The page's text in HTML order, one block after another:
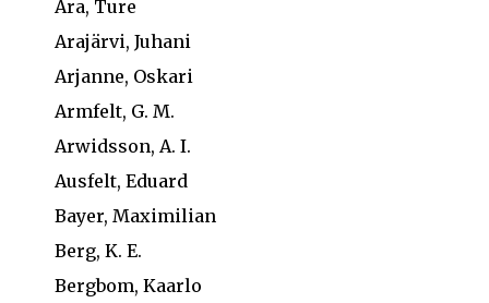
Ara, Ture
Arajärvi, Juhani
Arjanne, Oskari
Armfelt, G. M.
Arwidsson, A. I.
Ausfelt, Eduard
Bayer, Maximilian
Berg, K. E.
Bergbom, Kaarlo